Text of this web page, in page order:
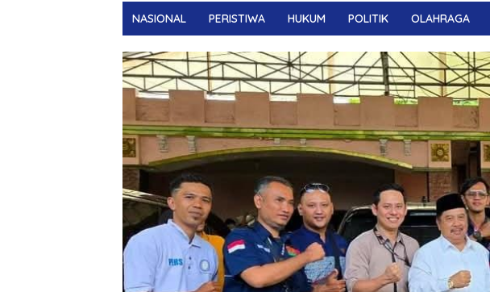
NASIONAL PERISTIWA HUKUM POLITIK OLAHRAGA